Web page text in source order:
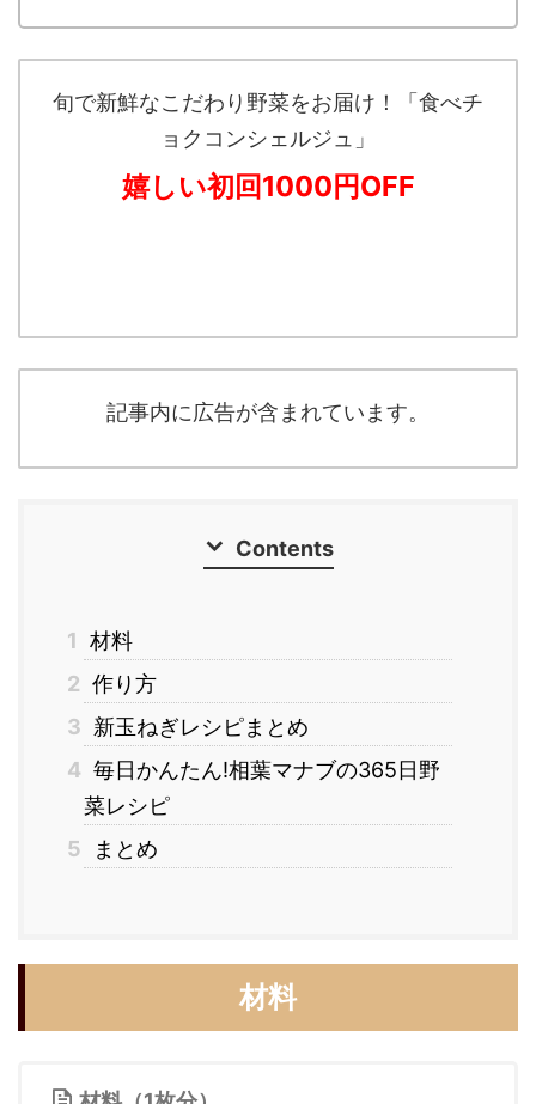
旬で新鮮なこだわり野菜をお届け！「食べチ
ョクコンシェルジュ」
嬉しい初回1000円OFF
記事内に広告が含まれています。
Contents
1 材料
2 作り方
3 新玉ねぎレシピまとめ
4 毎日かんたん!相葉マナブの365日野
菜レシピ
5
まとめ
材料